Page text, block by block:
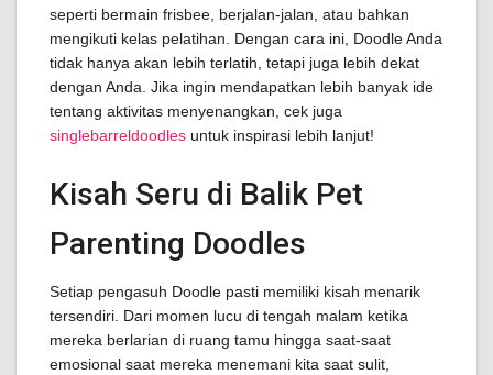
seperti bermain frisbee, berjalan-jalan, atau bahkan
mengikuti kelas pelatihan. Dengan cara ini, Doodle Anda
tidak hanya akan lebih terlatih, tetapi juga lebih dekat
dengan Anda. Jika ingin mendapatkan lebih banyak ide
tentang aktivitas menyenangkan, cek juga
singlebarreldoodles untuk inspirasi lebih lanjut!
Kisah Seru di Balik Pet
Parenting Doodles
Setiap pengasuh Doodle pasti memiliki kisah menarik
tersendiri. Dari momen lucu di tengah malam ketika
mereka berlarian di ruang tamu hingga saat-saat
emosional saat mereka menemani kita saat sulit,